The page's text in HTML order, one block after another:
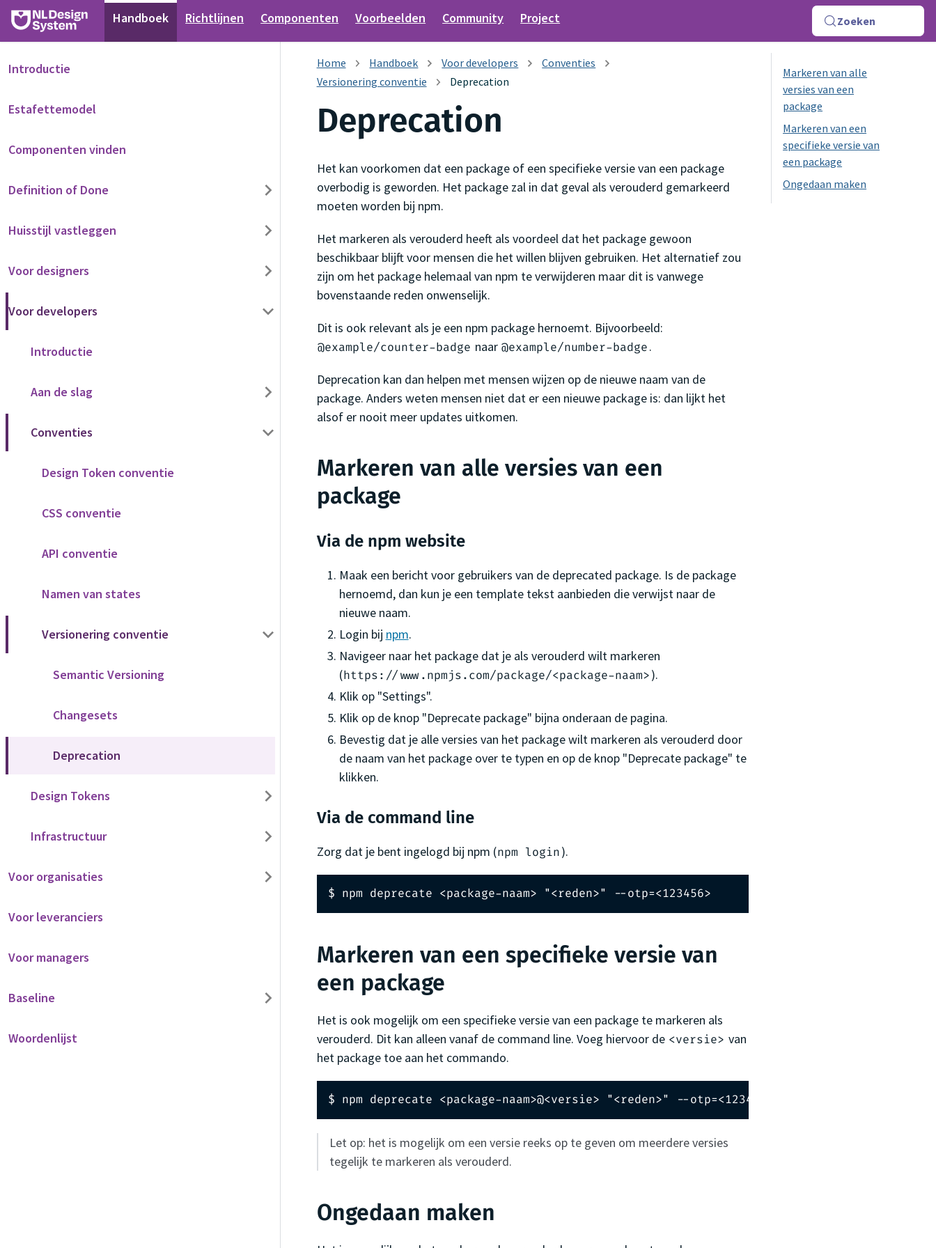
Handboek Richtlijnen Componenten Voorbeelden Community Project Zoeken
Introductie
Estafettemodel
Componenten vinden
Definition of Done
Huisstijl vastleggen
Voor designers
Voor developers
Introductie
Aan de slag
Conventies
Design Token conventie
CSS conventie
API conventie
Namen van states
Versionering conventie
Semantic Versioning
Changesets
Deprecation
Design Tokens
Infrastructuur
Voor organisaties
Voor leveranciers
Voor managers
Baseline
Woordenlijst
Handboek Voor developers
Conventies
Versionering conventie
Deprecation
Deprecation
Het kan voorkomen dat een package of een specifieke versie van een package
overbodig is geworden. Het package zal in dat geval als verouderd gemarkeerd
moeten worden bij npm.
Het markeren als verouderd heeft als voordeel dat het package gewoon
beschikbaar blijft voor mensen die het willen blijven gebruiken. Het alternatief zou
zijn om het package helemaal van npm te verwijderen maar dit is vanwege
bovenstaande reden onwenselijk.
Dit is ook relevant als je een npm package hernoemt. Bijvoorbeeld:
@example/counter-badge naar @example/number-badge .
Deprecation kan dan helpen met mensen wijzen op de nieuwe naam van de
package. Anders weten mensen niet dat er een nieuwe package is: dan lijkt het
alsof er nooit meer updates uitkomen.
Markeren van alle versies van een
package
Via de npm website
Maak een bericht voor gebruikers van de deprecated package. Is de package
hernoemd, dan kun je een template tekst aanbieden die verwijst naar de
nieuwe naam.
Login bij npm.
Navigeer naar het package dat je als verouderd wilt markeren
(https://www.npmjs.com/package/<package-naam> ).
Klik op "Settings".
Klik op de knop "Deprecate package" bijna onderaan de pagina.
Bevestig dat je alle versies van het package wilt markeren als verouderd door
de naam van het package over te typen en op de knop "Deprecate package" te
klikken.
Via de command line
Zorg dat je bent ingelogd bij npm (npm login ).
$ npm deprecate <package-naam> "<reden>" --otp=<123456>
Markeren van een specifieke versie van
een package
Het is ook mogelijk om een specifieke versie van een package te markeren als
verouderd. Dit kan alleen vanaf de command line. Voeg hiervoor de <versie> van
het package toe aan het commando.
$ npm deprecate <package-naam>@<versie> "<reden>" --otp=<123456>
Let op: het is mogelijk om een versie reeks op te geven om meerdere versies
tegelijk te markeren als verouderd.
Ongedaan maken
Markeren van alle
versies van een
package
Markeren van een
specifieke versie van
een package
Ongedaan maken